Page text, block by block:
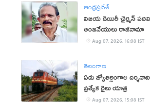
ఆంధ్రప్రదేశ్
విజయ డెయిరీ ఛైర్మన్
ఆంజనేయులు రాజీనామా
Aug 07, 2026, 16:08 IST
తెలంగాణ
ఏడు జ్యోతిర్లింగాల
ప్రత్యేక రైలు యాత్ర
Aug 07, 2026, 15:08 IST